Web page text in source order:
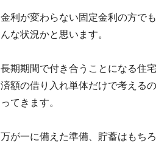
金利が変わらない固定金利の方で
んな状況かと思います。
長期期間で付き合うことになる住
済額の借り入れ単体だけで考える
ってきます。
万が一に備えた準備、貯蓄はもち